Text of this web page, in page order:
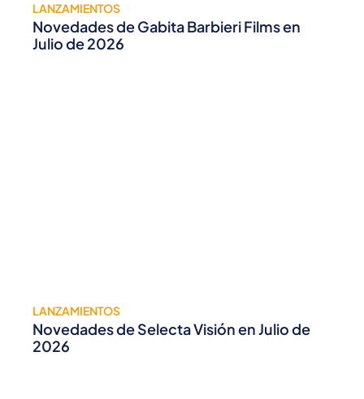
LANZAMIENTOS
Novedades de Gabita Barbieri Films en
Julio de 2026
LANZAMIENTOS
Novedades de Selecta Visión en Julio de
2026